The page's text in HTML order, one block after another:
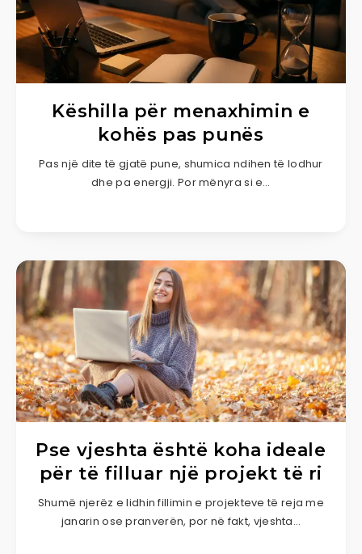
Këshilla për menaxhimin e
kohës pas punës
Pas një dite të gjatë pune, shumica ndihen të lodhur
dhe pa energji. Por mënyra si e…
Pse vjeshta është koha ideale
për të filluar një projekt të ri
Shumë njerëz e lidhin fillimin e projekteve të reja me
janarin ose pranverën, por në fakt, vjeshta…